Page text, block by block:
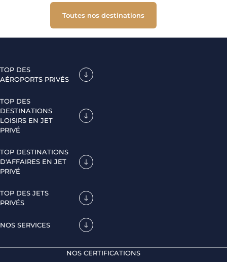
Toutes nos destinations
TOP DES
AÉROPORTS PRIVÉS
TOP DES
DESTINATIONS
LOISIRS EN JET
PRIVÉ
TOP DESTINATIONS
D'AFFAIRES EN JET
PRIVÉ
TOP DES JETS
PRIVÉS
NOS SERVICES
NOS CERTIFICATIONS